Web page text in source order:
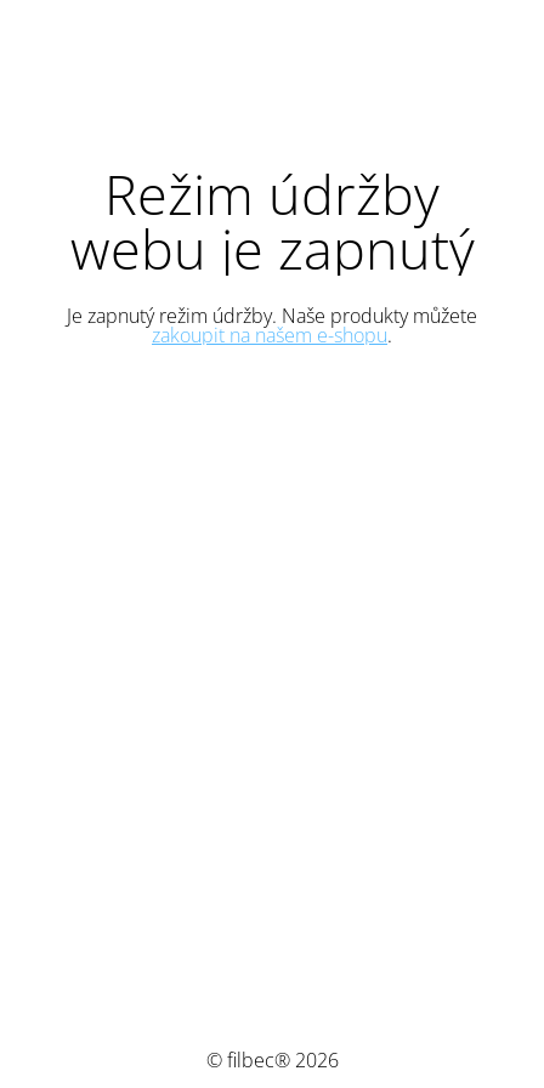
Režim údržby
webu je zapnutý
Je zapnutý režim údržby. Naše produkty můžete
zakoupit na našem e-shopu.
© filbec® 2026